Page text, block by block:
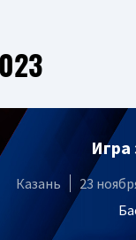
Игра
Казань
23